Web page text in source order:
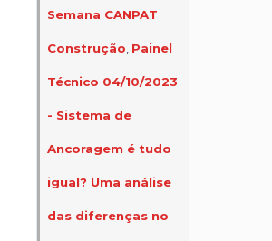
Semana CANPAT
Construção Painel
Técnico 04/10/2023
- Sistema de
Ancoragem é tudo
igual? Uma análise
das diferenças no